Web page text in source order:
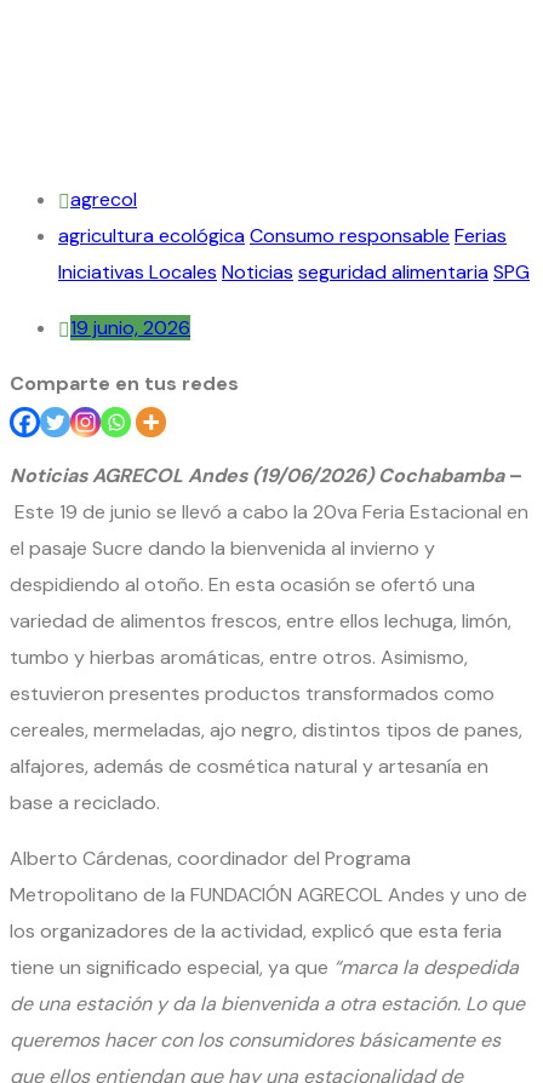
agrecol
agricultura ecológicaConsumo responsable Ferias
Iniciativas Locales Noticias seguridad alimentariaSPG
19 junio, 2026
Comparte en tus redes
Noticias AGRECOL Andes (19/06/2026) Cochabamba–
Este 19 de junio se llevó a cabo la 20va Feria Estacional en
el pasaje Sucre dando la bienvenida al invierno y
despidiendo al otoño. En esta ocasión se ofertó una
variedad de alimentos frescos, entre ellos lechuga, limón,
tumbo y hierbas aromáticas, entre otros. Asimismo,
estuvieron presentes productos transformados como
cereales, mermeladas, ajo negro, distintos tipos de panes,
alfajores, además de cosmética natural y artesanía en
base a reciclado.
Alberto Cárdenas, coordinador del Programa
Metropolitano de la FUNDACIÓN AGRECOL Andes y uno de
los organizadores de la actividad, explicó que esta feria
tiene un significado especial, ya que “marca la despedida
de una estación y da la bienvenida a otra estación. Lo que
queremos hacer con los consumidores básicamente es
que ellos entiendan que hay una estacionalidad de